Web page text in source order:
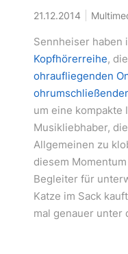
21.12.2014
Sennheiser haben
Kopfhörerreihe,
ohraufliegenden
um eine kompakte
Musikliebhaber,
Allgemeinen zu
diesem
Begleiter für
Katze im Sack
mal genauer unter